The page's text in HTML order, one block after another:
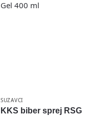
SUZAVCI
KKS biber sprej RSG